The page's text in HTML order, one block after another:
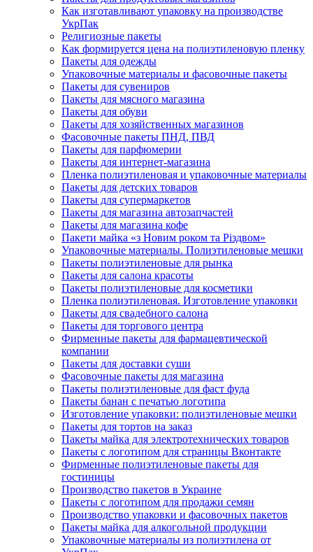
Как изготавливают упаковку на производстве
УкрПак
Религиозные пакеты
Как формируется цена на полиэтиленовую пленку
Пакеты для одежды
Упаковочные материалы и фасовочные пакеты
Пакеты для сувениров
Пакеты для мясного магазина
Пакеты для обуви
Пакеты для хозяйственных магазинов
Фасовочные пакеты ПНД, ПВД
Пакеты для парфюмерии
Пакеты для интернет-магазина
Пленка полиэтиленовая и упаковочные материалы
Пакеты для детских товаров
Пакеты для супермаркетов
Пакеты для магазина автозапчастей
Пакеты для магазина кофе
Пакети майка «з Новим роком та Різдвом»
Упаковочные материалы. Полиэтиленовые мешки
Пакеты полиэтиленовые для рынка
Пакеты для салона красоты
Пакеты полиэтиленовые для косметики
Пленка полиэтиленовая. Изготовление упаковки
Пакеты для свадебного салона
Пакеты для торгового центра
Фирменные пакеты для фармацевтической
компании
Пакеты для доставки суши
Фасовочные пакеты для магазина
Пакеты полиэтиленовые для фаст фуда
Пакеты банан с печатью логотипа
Изготовление упаковки: полиэтиленовые мешки
Пакеты для тортов на заказ
Пакеты майка для электротехнических товаров
Пакеты с логотипом для страницы Вконтакте
Фирменные полиэтиленовые пакеты для
гостиницы
Производство пакетов в Украине
Пакеты с логотипом для продажи семян
Производство упаковки и фасовочных пакетов
Пакеты майка для алкогольной продукции
Упаковочные материалы из полиэтилена от